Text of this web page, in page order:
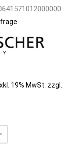
19% MwSt. zzgl.